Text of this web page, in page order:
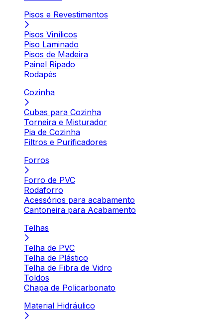
Pisos e Revestimentos
Pisos Vinílicos
Piso Laminado
Pisos de Madeira
Painel Ripado
Rodapés
Cozinha
Cubas para Cozinha
Torneira e Misturador
Pia de Cozinha
Filtros e Purificadores
Forros
Forro de PVC
Rodaforro
Acessórios para acabamento
Cantoneira para Acabamento
Telhas
Telha de PVC
Telha de Plástico
Telha de Fibra de Vidro
Toldos
Chapa de Policarbonato
Material Hidráulico